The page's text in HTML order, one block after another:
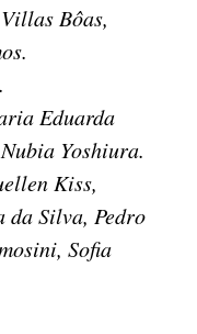
Bôas,
Eduarda
Yoshiura.
Kiss,
Silva, Pedro
Sofia